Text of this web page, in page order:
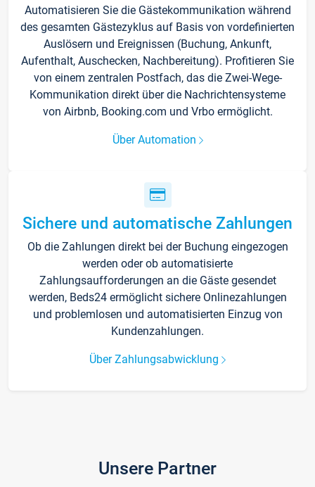
Automatisieren Sie die Gästekommunikation während
des gesamten Gästezyklus auf Basis von vordefinierten
Auslösern und Ereignissen (Buchung, Ankunft,
Aufenthalt, Auschecken, Nachbereitung). Profitieren Sie
von einem zentralen Postfach, das die Zwei-Wege-
Kommunikation direkt über die Nachrichtensysteme
von Airbnb, Booking.com und Vrbo ermöglicht.
Über Automation
Sichere und automatische Zahlungen
Ob die Zahlungen direkt bei der Buchung eingezogen
werden oder ob automatisierte
Zahlungsaufforderungen an die Gäste gesendet
werden, Beds24 ermöglicht sichere Onlinezahlungen
und problemlosen und automatisierten Einzug von
Kundenzahlungen.
Über Zahlungsabwicklung
Unsere Partner